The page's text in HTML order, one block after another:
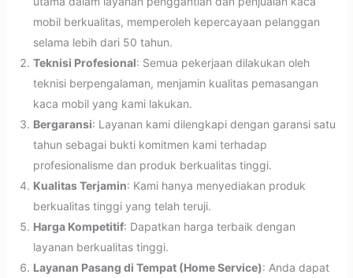
mobil berkualitas, memperoleh kepercayaan pelanggan
selama lebih dari 50 tahun.
Teknisi Profesional: Semua pekerjaan dilakukan oleh
teknisi berpengalaman, menjamin kualitas pemasangan
kaca mobil yang kami lakukan.
Bergaransi: Layanan kami dilengkapi dengan garansi satu
tahun sebagai bukti komitmen kami terhadap
profesionalisme dan produk berkualitas tinggi.
Kualitas Terjamin: Kami hanya menyediakan produk
berkualitas tinggi yang telah teruji.
Harga Kompetitif: Dapatkan harga terbaik dengan
layanan berkualitas tinggi.
Layanan Pasang di Tempat (Home Service): Anda dapat